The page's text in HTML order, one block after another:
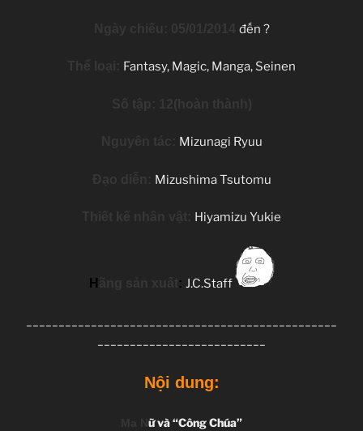
đến ?
Fantasy, Magic, Manga, Seinen
Mizunagi Ryuu
Mizushima Tsutomu
Hiyamizu Yukie
H : J.C.Staff
Nội dung:
ữ và “Công Chúa”